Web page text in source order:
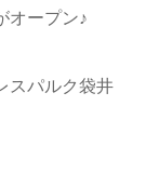
オープン♪
スパルク袋井